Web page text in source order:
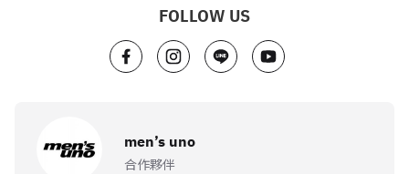
FOLLOW US
men’s uno
合作夥伴